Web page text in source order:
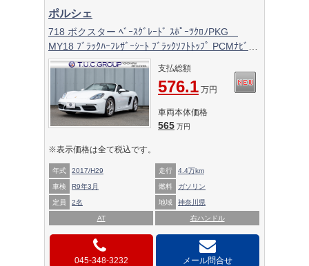
ポルシェ
718 ボクスター ﾍﾞｰｽｸﾞﾚｰﾄﾞ ｽﾎﾟｰﾂｸﾛﾉPKG
MY18 ﾌﾞﾗｯｸﾊｰﾌﾚｻﾞｰｼｰﾄ ﾌﾞﾗｯｸｿﾌﾄﾄｯﾌﾟ PCMﾅﾋﾞ
CarPlay PDLS ｽﾎﾟｰﾂﾃｰﾙﾊﾟｲﾌﾟ ﾌﾞﾗｯｸﾃｰﾙﾗｲﾄ 電動D
ﾐﾗｰ ｱﾙﾐﾆｳﾑﾍﾟﾀﾞﾙ TPM ﾎﾞｸｽﾀｰ18ｲﾝﾁAW 2年保証
支払総額
576.1 万円
車両本体価格
565 万円
※表示価格は全て税込です。
年式 2017/H29 走行 4.4万km
車検 R9年3月 燃料 ガソリン
定員 2名 地域 神奈川県
AT 右ハンドル
045-348-3232 メール問合せ